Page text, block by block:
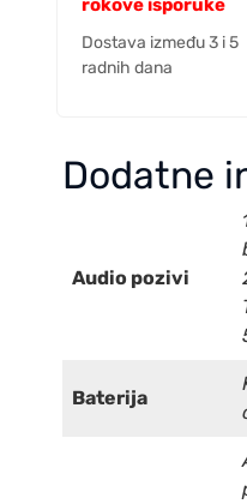
Dostava između 3 i 5
radnih dana
Dodatne
Audio pozivi
Baterija